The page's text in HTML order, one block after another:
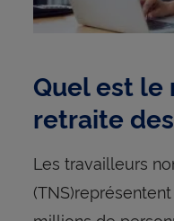
Quel est le
retraite des
Les travailleurs